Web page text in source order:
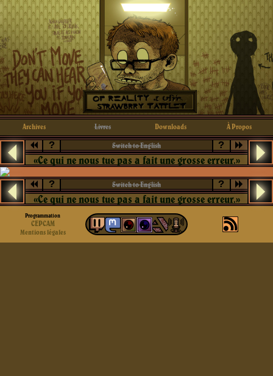
Archives Livres Downloads À Propos
? Switch to English ?
«Ce qui ne nous tue pas a fait une grosse erreur.»
? Switch to English ?
«Ce qui ne nous tue pas a fait une grosse erreur.»
Programmation
CEPCAM
Mentions légales